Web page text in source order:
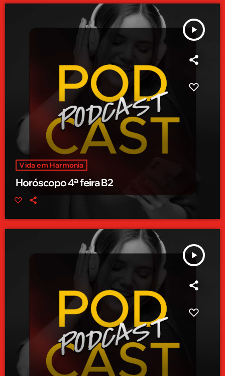
play_arrow
Vida em Harmonia
Horóscopo 4ª feira B2
play_arrow